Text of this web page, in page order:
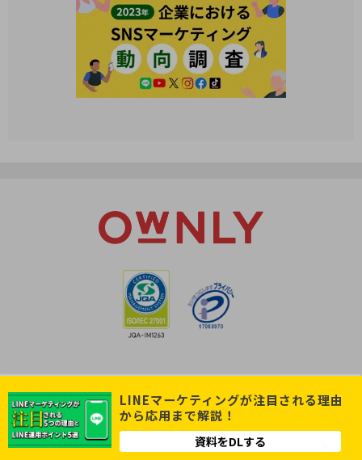
LINEマーケティングが注目される理由
から応用まで解説！
資料をDLする
SNSキャンペーン
インスタントウィン
レシート投稿